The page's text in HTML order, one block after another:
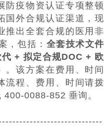
防疫物资认证专项整顿
国外合规认证渠道，现
推出全套合规的医用非
，包括： 全套技术文件
代+拟定合规DOC + 欧
。该方案在费用、时间
流程、费用、时间请拨
400-0088-852 垂询。